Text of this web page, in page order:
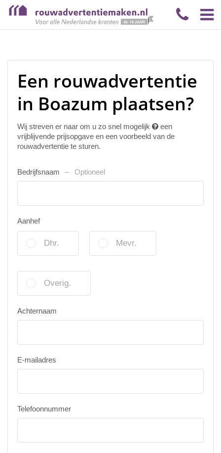
Een rouwadvertentie
in Boazum plaatsen?
Wij streven er naar om u zo snel mogelijk
een
vrijblijvende prijsopgave en een voorbeeld van de
rouwadvertentie te sturen.
Bedrijfsnaam Optioneel
Aanhef
Dhr. Mevr.
Overig.
Achternaam
E-mailadres
Telefoonnummer